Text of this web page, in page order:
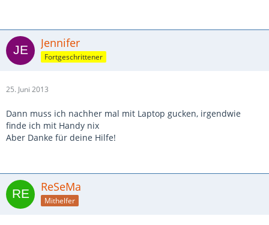
Jennifer
Fortgeschrittener
25. Juni 2013
Dann muss ich nachher mal mit Laptop gucken, irgendwie
finde ich mit Handy nix
Aber Danke für deine Hilfe!
ReSeMa
Mithelfer